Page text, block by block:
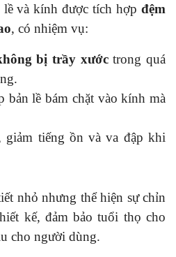
lề và kính được tích hợp đệm
, có nhiệm vụ:
bị trầy xướctrong quá
bản lề bám chặt vào kính mà
giảm tiếng ồn và va đập khi
nhỏ nhưng thể hiện sự chỉn
kế, đảm bảo tuổi thọ cho
cho người dùng.